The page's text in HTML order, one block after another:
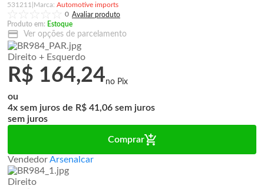
531211
Automotive imports
0
Produto em: Estoque
Ver opções de parcelamento
Direito + Esquerdo
R$ 164,24
ou
4x
de R$ 41,06
sem juros
Comprar
VendedorArsenalcar
Direito